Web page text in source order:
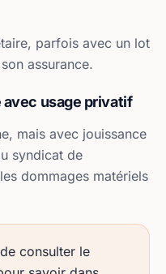
parfois avec un lot
assurance.
avec usage privatif
mais avec jouissance
syndicat de
dommages matériels
consulter le